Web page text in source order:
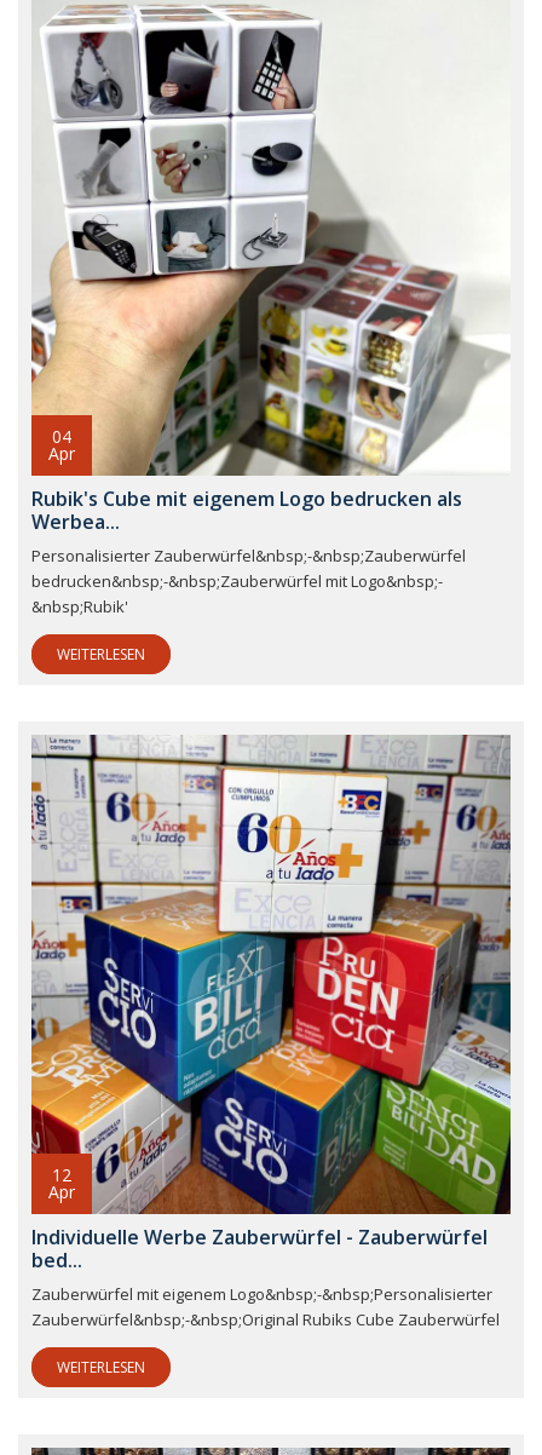
04
Apr
Rubik's Cube mit eigenem Logo bedrucken als
Werbea...
Personalisierter Zauberwürfel&nbsp;-&nbsp;Zauberwürfel
bedrucken&nbsp;-&nbsp;Zauberwürfel mit Logo&nbsp;-
&nbsp;Rubik'
WEITERLESEN
12
Apr
Individuelle Werbe Zauberwürfel - Zauberwürfel
bed...
Zauberwürfel mit eigenem Logo&nbsp;-&nbsp;Personalisierter
Zauberwürfel&nbsp;-&nbsp;Original Rubiks Cube Zauberwürfel
WEITERLESEN